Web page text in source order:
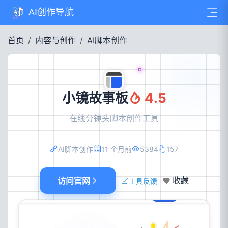
AI创作导航
首页 内容与创作 AI脚本创作
小镜故事板 4.5
在线分镜头脚本创作工具
AI脚本创作 11 个月前 5384 157
访问官网 工具反馈 收藏